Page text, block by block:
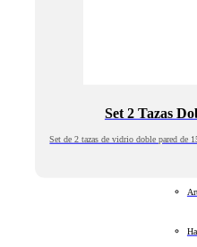
Set 2 Tazas
Set de 2 tazas de vidrio doble pared de